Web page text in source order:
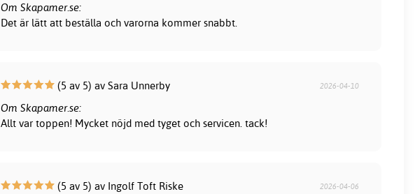
Om Skapamer.se:
Det är lätt att beställa och varorna kommer snabbt.
(5 av 5) av Sara Unnerby 2026-04-10
Om Skapamer.se:
Allt var toppen! Mycket nöjd med tyget och servicen. tack!
(5 av 5) av Ingolf Toft Riske 2026-04-06